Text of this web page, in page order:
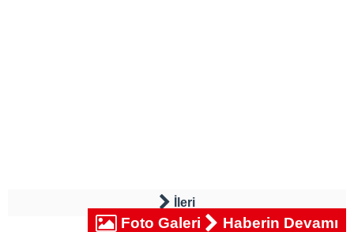
İleri
Foto Galeri Haberin Devamı